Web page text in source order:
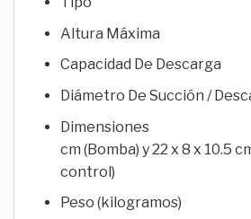
Altura Máxima
Capacidad De
Diámetro De Succión /
Dimensiones 12
cm (Bomba) y 22 x 8 x 10.5
control)
Peso